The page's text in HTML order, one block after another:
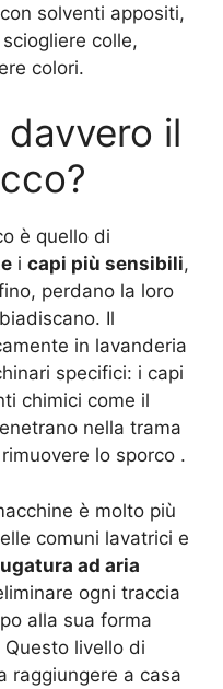
solventi appositi,
colle,
colori.
il
è quello di
i capi più sensibili,
perdano la loro
Il
in lavanderia
specifici: i capi
chimici come il
nella trama
lo sporco .
è molto più
comuni lavatrici e
ad aria
ogni traccia
alla sua forma
livello di
raggiungere a casa